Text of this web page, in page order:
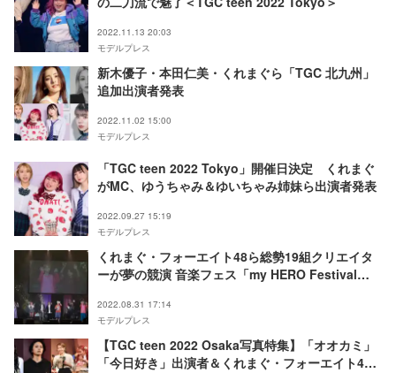
2022.11.13 20:03
モデルプレス
新木優子・本田仁美・くれまぐら「TGC 北九州」
追加出演者発表
2022.11.02 15:00
モデルプレス
「TGC teen 2022 Tokyo」開催日決定 くれまぐ
がMC、ゆうちゃみ＆ゆいちゃみ姉妹ら出演者発表
2022.09.27 15:19
モデルプレス
くれまぐ・フォーエイト48ら総勢19組クリエイタ
ーが夢の競演 音楽フェス「my HERO Festival
2022.08.31 17:14
モデルプレス
【TGC teen 2022 Osaka写真特集】「オオカミ」
「今日好き」出演者＆くれまぐ・フォーエイト48